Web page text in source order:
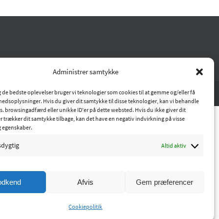
Administrer samtykke
de bedste oplevelser bruger vi teknologier som cookies til at gemme og/eller få
Hvis du giver dit samtykke til disse teknologier, kan vi behandle
browsingadfærd eller unikke ID'er på dette websted. Hvis du ikke giver dit
trækker dit samtykke tilbage, kan det have en negativ indvirkning på visse
Altid aktiv
Afvis Gem præferencer
Cookiepolitik